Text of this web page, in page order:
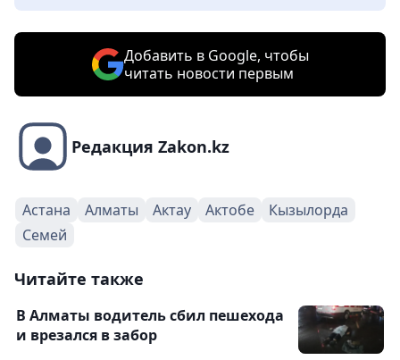
Добавить в Google, чтобы
читать новости первым
Редакция Zakon.kz
Астана Алматы Актау Актобе
Кызылорда
Семей
Читайте также
В Алматы водитель сбил пешехода
и врезался в забор